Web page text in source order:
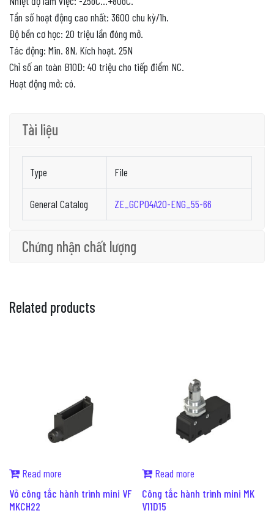
Tần số hoạt động cao nhất: 3600 chu kỳ/1h.
Độ bền cơ học: 20 triệu lần đóng mở.
Tác động: Min. 8N, Kích hoạt. 25N
Chỉ số an toàn B10D: 40 triệu cho tiếp điểm NC.
Hoạt động mở: có.
Tài liệu
Type File
General Catalog ZE_GCP04A20-ENG_55-66
Chứng nhận chất lượng
Related products
Read more
Vỏ công tắc hành trình mini VF
MKCH22
Read more
Công tắc hành trình mini MK
V11D15